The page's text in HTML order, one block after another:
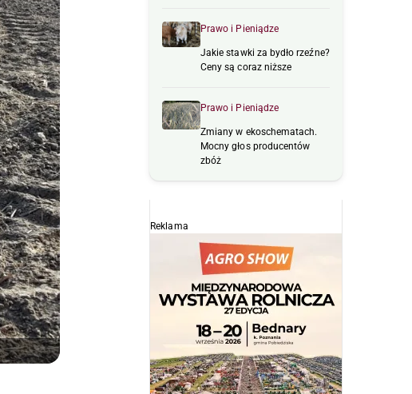
Prawo i Pieniądze
Jakie stawki za bydło rzeźne?
Ceny są coraz niższe
Prawo i Pieniądze
Zmiany w ekoschematach.
Mocny głos producentów
zbóż
Reklama